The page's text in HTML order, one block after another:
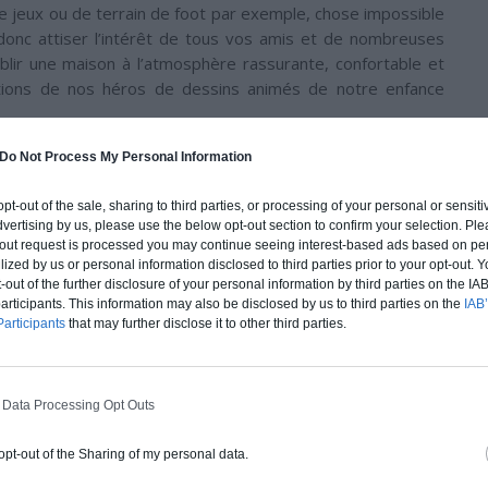
Do Not Process My Personal Information
out of the sale, sharing to third parties, or processing of your personal or
by us, please use the below opt-out section to confirm your selection.
request is processed you may continue seeing interest-based ads based on
by us or personal information disclosed to third parties prior to your opt-out.
of the further disclosure of your personal information by third parties on the
This information may also be disclosed by us to third parties on the
that may further disclose it to other third parties.
Processing Opt Outs
out of the Sharing of my personal data.
jeux ou de terrain de foot par exemple, chose impossible
attiser l’intérêt de tous vos amis et de nombreuses
une maison à l’atmosphère rassurante, confortable et
de nos héros de dessins animés de notre enfance
place si vous
optez pour un système d’étanchéité
dans un réservoir souterrain qui pourra ensuite
gain en eau est donc un avantage à prendre en
pourra être conséquente et rendre ce choix atypique et
pour choisir le site où l’on va
la nappe phréatique et le type de sol jouent tous un rôle